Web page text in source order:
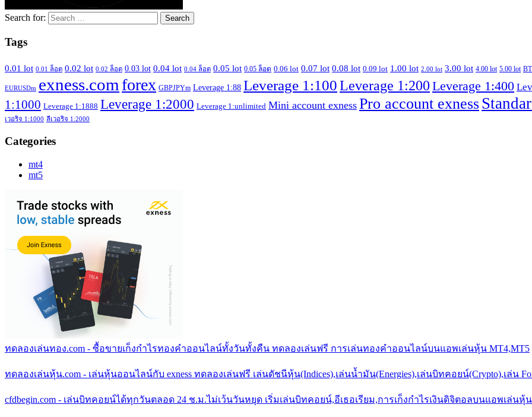
Search for:
Tags
0.01 lot 0.01 ล็อต 0.02 lot 0.02 ล็อต 0.03 lot 0.04 lot 0.04 ล็อต 0.05 lot 0.05 ล็อต 0.06 lot 0.07 lot 0.08 lot 0.09 lot 1.00 lot 2.00 lot 3.00 lot 4.00 lot 5.00 lot
EURUSDm exness.com forex GBPJPYm Leverage 1:88 Leverage 1:100Leverage 1:200 Leverage 1:400
1:1000 Leverage 1:1888 Leverage 1:2000 Leverage 1:unlimited Mini account exness Pro account exness
เวอริจ 1:1000 ลีเวอริจ 1:2000
Categories
mt4
mt5
ทดลองเล่นทอง.com - ซื้อขายเก็งกำไรทองคำออนไลน์ทั้งวันทั้งคืน ทดลองเล่นฟรี การเล่นทองคำออนไลน์บนแอพเล่นหุ้น MT4,MT5
ทดลองเล่นหุ้น.com - เล่นหุ้นออนไลน์กับ exness ทดลองเล่นฟรี เล่นดัชนีหุ้น(Indices),เล่นน้ำมัน(Energies),เล่นบิทคอยน์(Crypto),เล่น
cfdbegin.com - เล่นบิทคอยน์ได้ทุกวันตลอด 24 ช.ม.ไม่เว้นวันหยุด เริ่มเล่นบิทคอยน์,อีเธอเรียม,การเก็งกำไรเงินดิจิตอลบนแอพเล่นหุ้น